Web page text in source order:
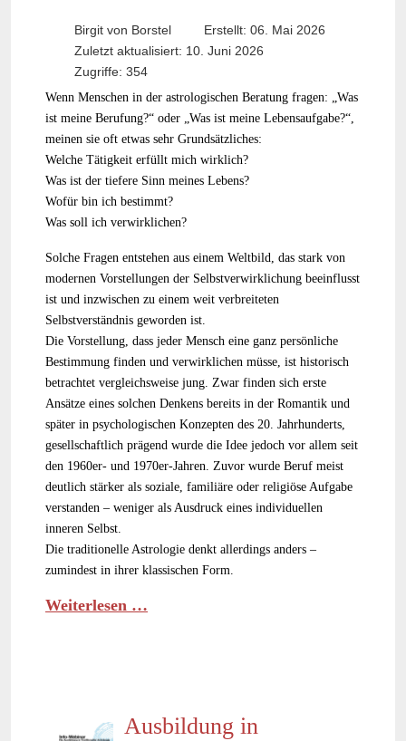
Birgit von Borstel
Erstellt: 06. Mai 2026
Zuletzt aktualisiert: 10. Juni 2026
Zugriffe: 354
Wenn Menschen in der astrologischen Beratung fragen: „Was
ist meine Berufung?“ oder „Was ist meine Lebensaufgabe?“,
meinen sie oft etwas sehr Grundsätzliches:
Welche Tätigkeit erfüllt mich wirklich?
Was ist der tiefere Sinn meines Lebens?
Wofür bin ich bestimmt?
Was soll ich verwirklichen?
Solche Fragen entstehen aus einem Weltbild, das stark von
modernen Vorstellungen der Selbstverwirklichung beeinflusst
ist und inzwischen zu einem weit verbreiteten
Selbstverständnis geworden ist.
Die Vorstellung, dass jeder Mensch eine ganz persönliche
Bestimmung finden und verwirklichen müsse, ist historisch
betrachtet vergleichsweise jung. Zwar finden sich erste
Ansätze eines solchen Denkens bereits in der Romantik und
später in psychologischen Konzepten des 20. Jahrhunderts,
gesellschaftlich prägend wurde die Idee jedoch vor allem seit
den 1960er- und 1970er-Jahren. Zuvor wurde Beruf meist
deutlich stärker als soziale, familiäre oder religiöse Aufgabe
verstanden – weniger als Ausdruck eines individuellen
inneren Selbst.
Die traditionelle Astrologie denkt allerdings anders –
zumindest in ihrer klassischen Form.
Weiterlesen …
Ausbildung in